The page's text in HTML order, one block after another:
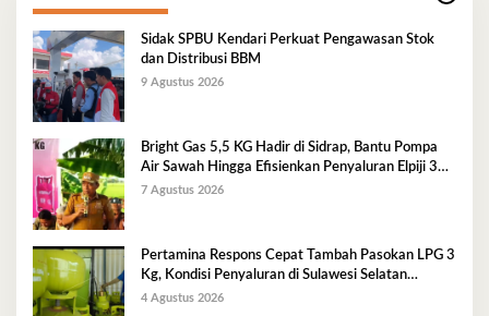
Sidak SPBU Kendari Perkuat Pengawasan Stok
dan Distribusi BBM
9 Agustus 2026
Bright Gas 5,5 KG Hadir di Sidrap, Bantu Pompa
Air Sawah Hingga Efisienkan Penyaluran Elpiji 3
Kg
7 Agustus 2026
Pertamina Respons Cepat Tambah Pasokan LPG 3
Kg, Kondisi Penyaluran di Sulawesi Selatan
Berlangsung Kondusif
4 Agustus 2026